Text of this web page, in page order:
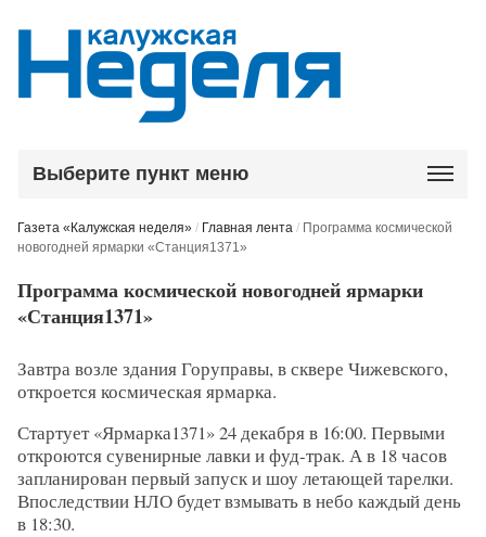
Выберите пункт меню
Газета «Калужская неделя» / Главная лента / Программа космической
новогодней ярмарки «Станция1371»
Программа космической новогодней ярмарки
«Станция1371»
Завтра возле здания Горуправы, в сквере Чижевского,
откроется космическая ярмарка.
Стартует «Ярмарка1371» 24 декабря в 16:00. Первыми
откроются сувенирные лавки и фуд-трак. А в 18 часов
запланирован первый запуск и шоу летающей тарелки.
Впоследствии НЛО будет взмывать в небо каждый день
в 18:30.